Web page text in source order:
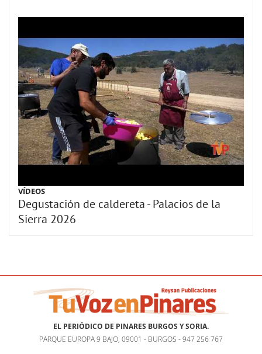
VÍDEOS
Degustación de caldereta - Palacios de la
Sierra 2026
EL PERIÓDICO DE PINARES BURGOS Y SORIA.
PARQUE EUROPA 9 BAJO, 09001 - BURGOS - 947 256 767